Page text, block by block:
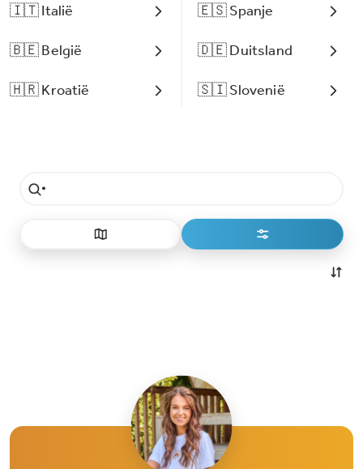
🇮🇹 Italië 🇪🇸 Spanje
🇧🇪 België 🇩🇪 Duitsland
🇭🇷 Kroatië 🇸🇮 Slovenië